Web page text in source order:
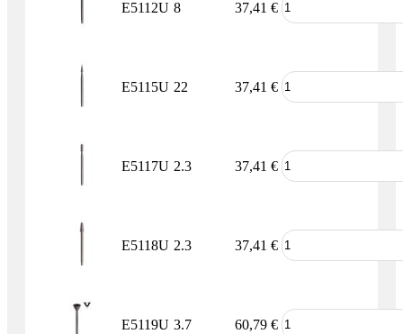
E5112U 8 37,41 €
E5115U 22 37,41 €
E5117U 2.3 37,41 €
E5118U 2.3 37,41 €
E5119U 3.7 60,79 €